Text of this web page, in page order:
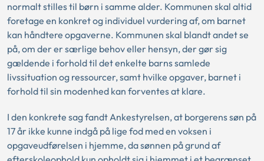
normalt stilles til børn i samme alder. Kommunen skal altid
foretage en konkret og individuel vurdering af, om barnet
kan håndtere opgaverne. Kommunen skal blandt andet se
på, om der er særlige behov eller hensyn, der gør sig
gældende i forhold til det enkelte barns samlede
livssituation og ressourcer, samt hvilke opgaver, barnet i
forhold til sin modenhed kan forventes at klare.
I den konkrete sag fandt Ankestyrelsen, at borgerens søn på
17 år ikke kunne indgå på lige fod med en voksen i
opgaveudførelsen i hjemme, da sønnen på grund af